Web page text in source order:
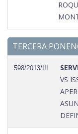
TERCERA
598/2013/III
VS